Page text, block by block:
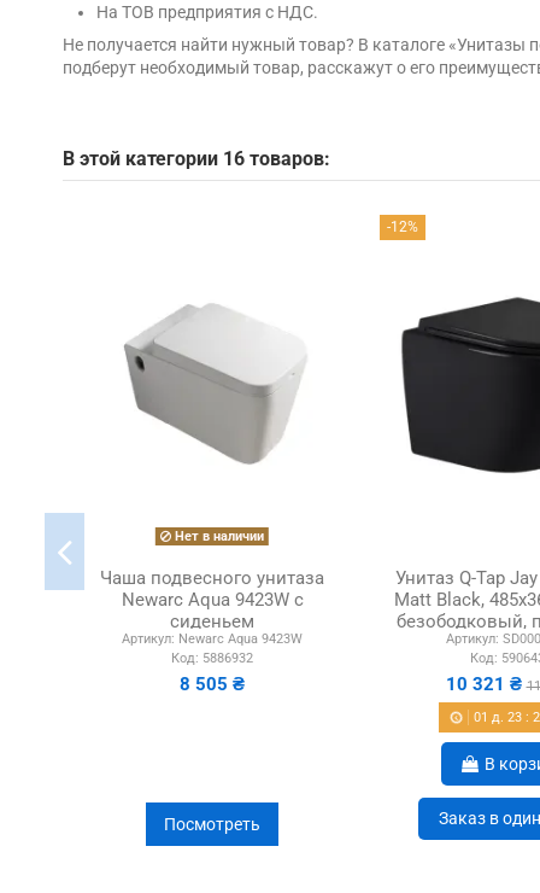
На ТОВ предприятия с НДС.
Не получается найти нужный товар? В каталоге
подберут необходимый товар, расскажут о его
В этой категории 16 товаров:
Нет в наличии
Чаша подвесного унитаза
Newarc Aqua 9423W с
сиденьем
Артикул: Newarc Aqua 9423W
Код: 5886932
8 505 ₴
Посмотреть
-12%
Унитаз Q-Tap
Matt Black,
безободковый,
Артикул:
Код:
10 321 ₴
01 д. 23 :
В
Заказ в